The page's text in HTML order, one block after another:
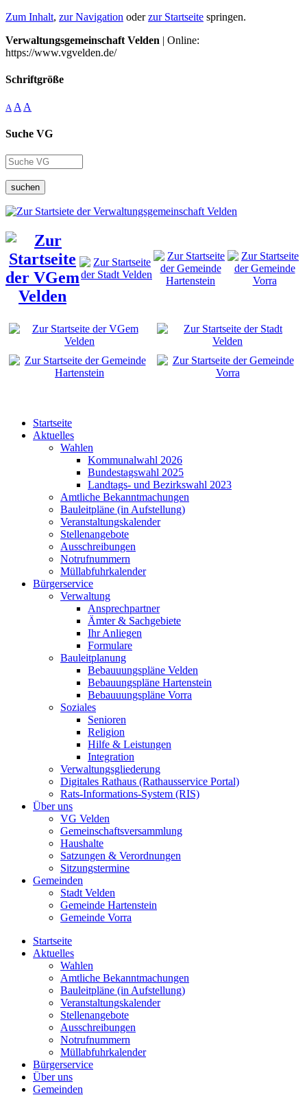
Zum Inhalt, zur Navigation oderzur Startseite springen.
Verwaltungsgemeinschaft Velden | Online:
https://www.vgvelden.de/
Schriftgröße
A A A
Suche VG
suchen
Startseite
Aktuelles
Wahlen
Kommunalwahl 2026
Bundestagswahl 2025
Landtags- und Bezirkswahl 2023
Amtliche Bekanntmachungen
Bauleitpläne (in Aufstellung)
Veranstaltungskalender
Stellenangebote
Ausschreibungen
Notrufnummern
Müllabfuhrkalender
Bürgerservice
Verwaltung
Ansprechpartner
Ämter & Sachgebiete
Ihr Anliegen
Formulare
Bauleitplanung
Bebauuungspläne Velden
Bebauungspläne Hartenstein
Bebauuungspläne Vorra
Soziales
Senioren
Religion
Hilfe & Leistungen
Integration
Verwaltungsgliederung
Digitales Rathaus (Rathausservice Portal)
Rats-Informations-System (RIS)
Über uns
VG Velden
Gemeinschaftsversammlung
Haushalte
Satzungen & Verordnungen
Sitzungstermine
Gemeinden
Stadt Velden
Gemeinde Hartenstein
Gemeinde Vorra
Startseite
Aktuelles
Wahlen
Amtliche Bekanntmachungen
Bauleitpläne (in Aufstellung)
Veranstaltungskalender
Stellenangebote
Ausschreibungen
Notrufnummern
Müllabfuhrkalender
Bürgerservice
Über uns
Gemeinden